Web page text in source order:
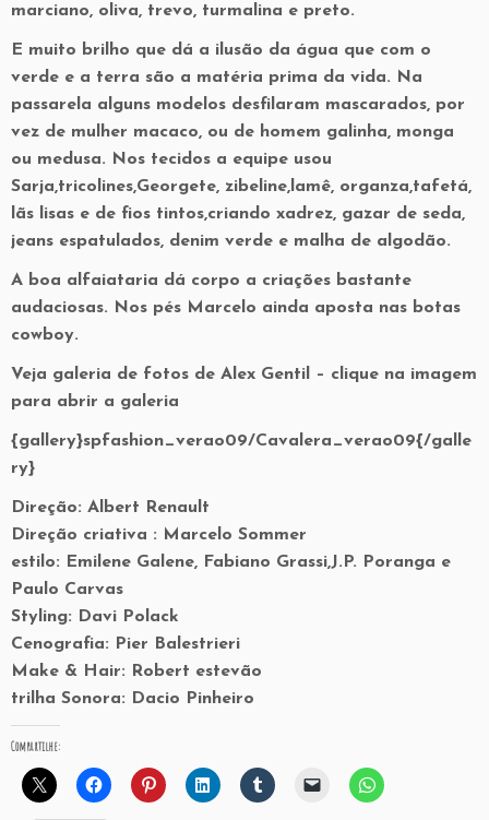
marciano, oliva, trevo, turmalina e preto.
E muito brilho que dá a ilusão da água que com o
verde e a terra são a matéria prima da vida. Na
passarela alguns modelos desfilaram mascarados, por
vez de mulher macaco, ou de homem galinha, monga
ou medusa. Nos tecidos a equipe usou
Sarja,tricolines,Georgete, zibeline,lamê, organza,tafetá,
lãs lisas e de fios tintos,criando xadrez, gazar de seda,
jeans espatulados, denim verde e malha de algodão.
A boa alfaiataria dá corpo a criações bastante
audaciosas. Nos pés Marcelo ainda aposta nas botas
cowboy.
Veja galeria de fotos de Alex Gentil – clique na imagem
para abrir a galeria
{gallery}spfashion_verao09/Cavalera_verao09{/galle
ry}
Direção: Albert Renault
Direção criativa : Marcelo Sommer
estilo: Emilene Galene, Fabiano Grassi,J.P. Poranga e
Paulo Carvas
Styling: Davi Polack
Cenografia: Pier Balestrieri
Make & Hair: Robert estevão
trilha Sonora: Dacio Pinheiro
Compartilhe: